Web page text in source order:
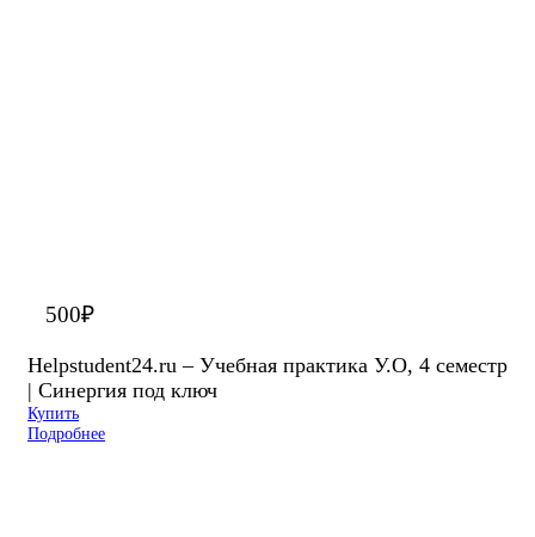
500₽
Helpstudent24.ru – Учебная практика У.О, 4 семестр
| Синергия под ключ
Купить
Подробнее